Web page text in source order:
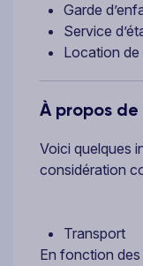
Garde
Service
Location de
À propos
Voici quelques
considération
Transport
En fonction des